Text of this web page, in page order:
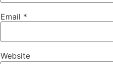
Email *
Website